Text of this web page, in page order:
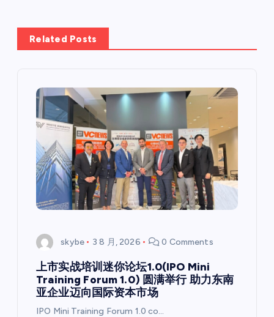
Related Posts
skybe 3 8 月, 2026 0 Comments
上市实战培训迷你论坛1.0(IPO Mini
Training Forum 1.0) 圆满举行 助力东南
亚企业迈向国际资本市场
IPO Mini Training Forum 1.0 co…